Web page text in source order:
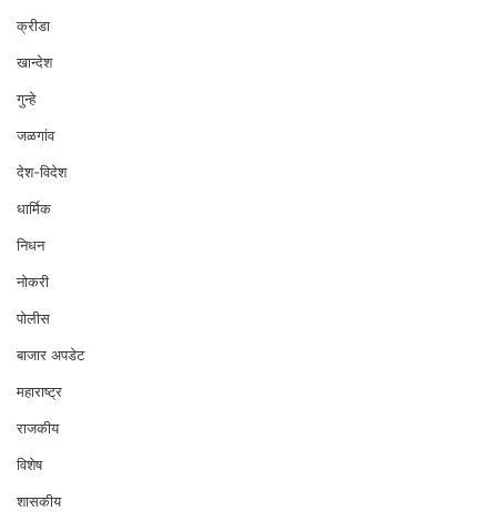
क्रीडा
खान्देश
गुन्हे
जळगांव
देश-विदेश
धार्मिक
निधन
नोकरी
पोलीस
बाजार अपडेट
महाराष्ट्र
राजकीय
विशेष
शासकीय